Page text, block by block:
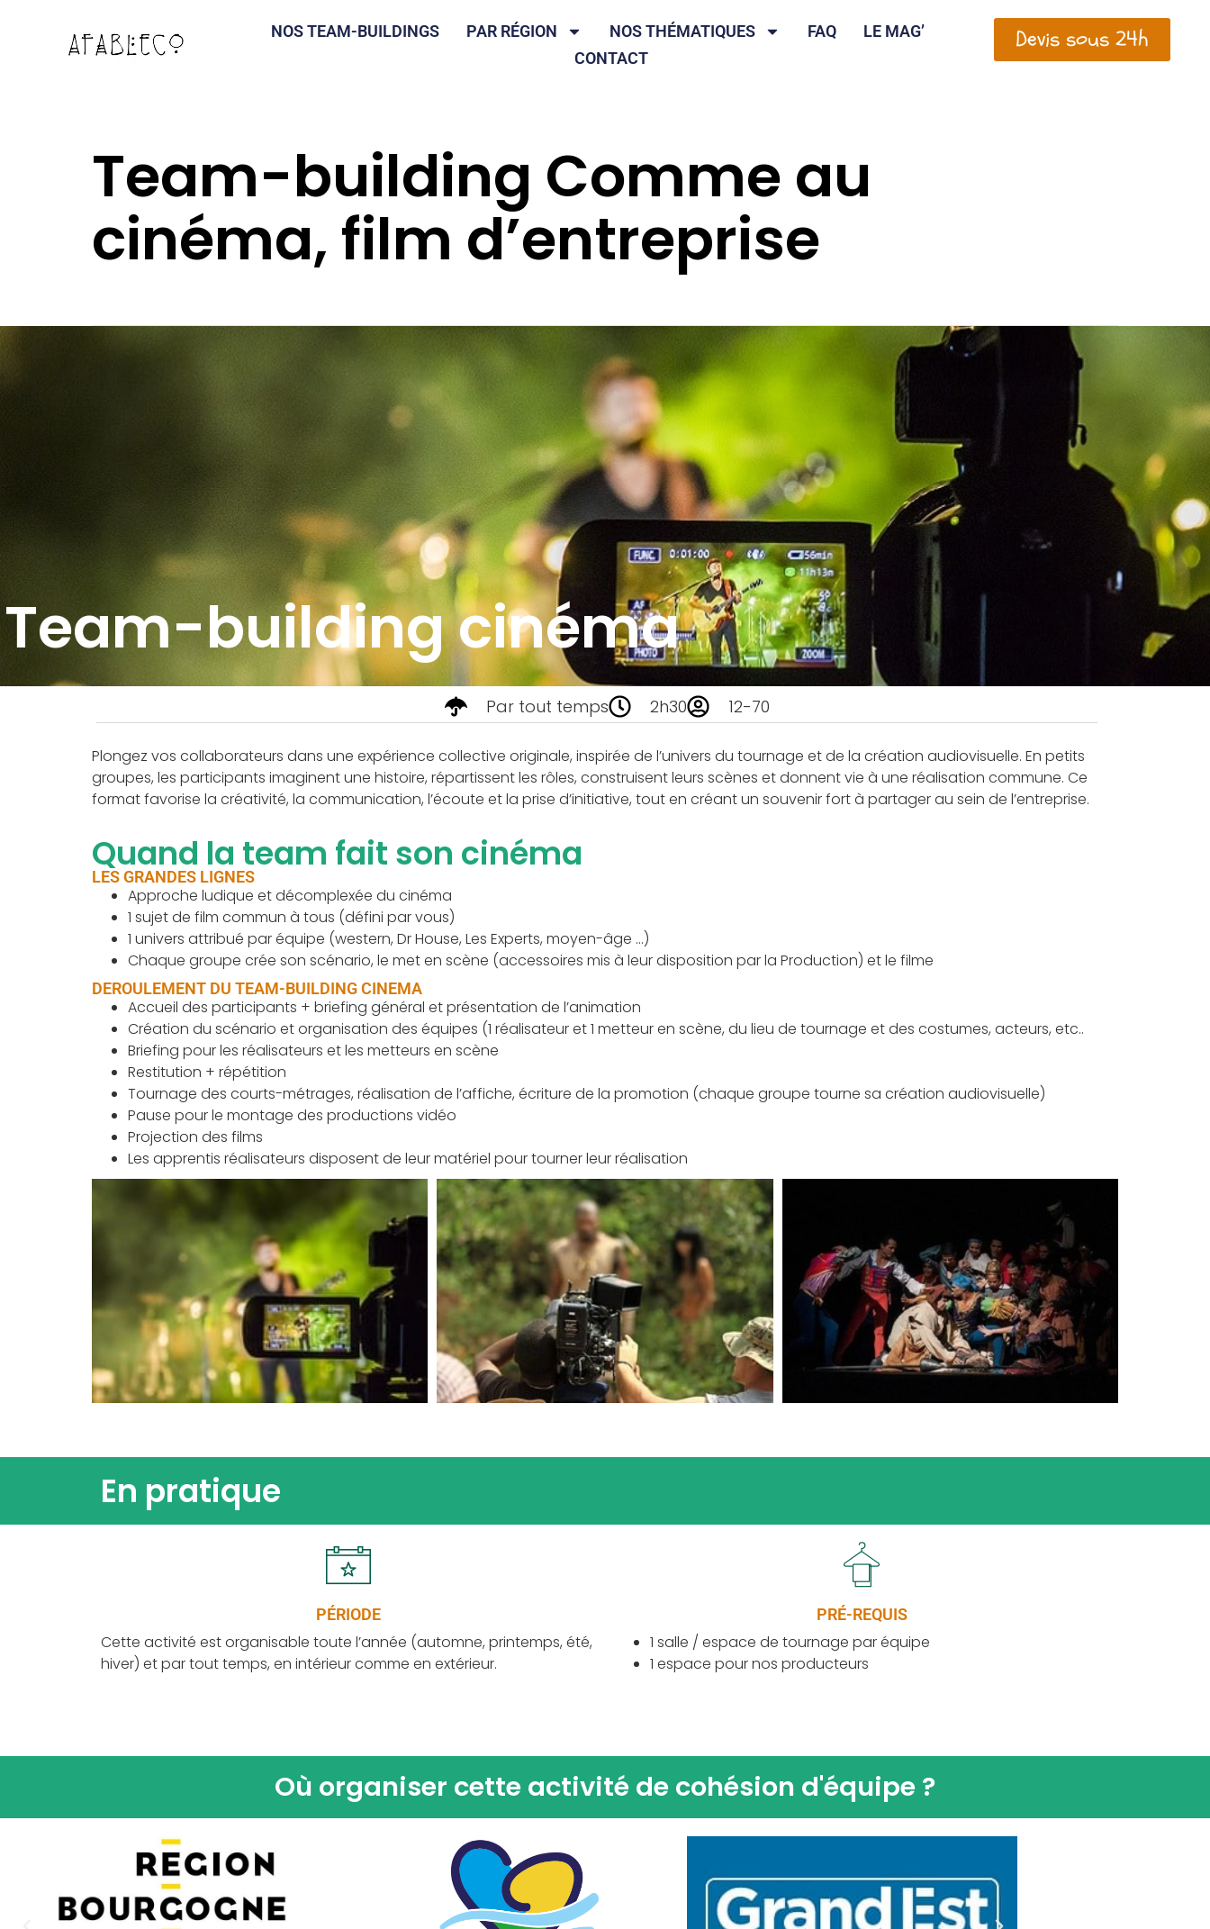
NOS TEAM-BUILDINGS PAR RÉGION NOS THÉMATIQUES FAQ
LE MAG’
CONTACT
Devis sous 24h
Team-building Comme au
cinéma, film d’entreprise
Team-building cinéma
Par tout temps 2h30 12-70
Plongez vos collaborateurs dans une expérience collective originale, inspirée de l’univers du tournage et de la création audiovisuelle. En petits
groupes, les participants imaginent une histoire, répartissent les rôles, construisent leurs scènes et donnent vie à une réalisation commune. Ce
format favorise la créativité, la communication, l’écoute et la prise d’initiative, tout en créant un souvenir fort à partager au sein de l’entreprise.
Quand la team fait son cinéma
LES GRANDES LIGNES
Approche ludique et décomplexée du cinéma
1 sujet de film commun à tous (défini par vous)
1 univers attribué par équipe (western, Dr House, Les Experts, moyen-âge …)
Chaque groupe crée son scénario, le met en scène (accessoires mis à leur disposition par la Production) et le filme
DEROULEMENT DU TEAM-BUILDING CINEMA
Accueil des participants + briefing général et présentation de l’animation
Création du scénario et organisation des équipes (1 réalisateur et 1 metteur en scène, du lieu de tournage et des costumes, acteurs, etc..
Briefing pour les réalisateurs et les metteurs en scène
Restitution + répétition
Tournage des courts-métrages, réalisation de l’affiche, écriture de la promotion (chaque groupe tourne sa création audiovisuelle)
Pause pour le montage des productions vidéo
Projection des films
Les apprentis réalisateurs disposent de leur matériel pour tourner leur réalisation
En pratique
PÉRIODE
Cette activité est organisable toute l’année (automne, printemps, été,
hiver) et par tout temps, en intérieur comme en extérieur.
PRÉ-REQUIS
1 salle / espace de tournage par équipe
1 espace pour nos producteurs
Où organiser cette activité de cohésion d'équipe ?